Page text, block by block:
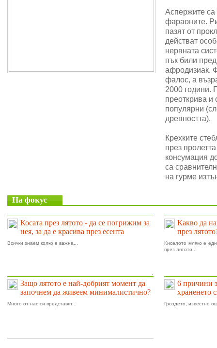
Аспержите
фараоните.
пазят от
действат
нервната
пък били
афродизиак.
фалос, а
2000 години.
преоткрива и
популярни
древността).
Крехките
през
консумация
са
на гурме
На фокус
Косата през лятото - да се погрижим за
нея, за да е красива през есента
Всички знаем колко е важна...
Какво да
през
Киселото мляко е
през лятото...
Защо лятото е най-добрият момент да
започнем да живеем минималистично?
Много от нас си представят...
6 причини
храненето
Гроздето, известно